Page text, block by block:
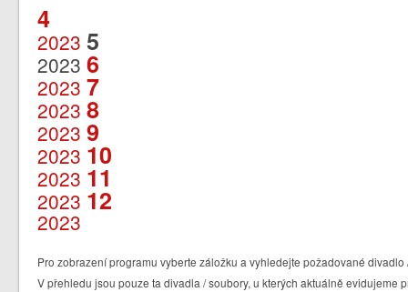
4
2023 5
2023 6
2023 7
2023 8
2023 9
2023 10
2023 11
2023 12
2023
Pro zobrazení programu vyberte záložku a vyhledejte požadované
V přehledu jsou pouze ta divadla / soubory, u kterých aktuálně evidujeme